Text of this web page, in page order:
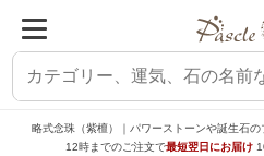
略式念珠（紫檀）｜パワーストーンや誕生石
12時までのご注文で最短翌日にお届け